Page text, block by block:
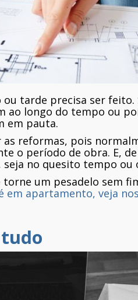
ou tarde precisa ser feito.
ao longo do tempo ou
em pauta.
reformas, pois
o período de obra. E,
no quesito tempo ou
um pesadelo sem
em apartamento, veja